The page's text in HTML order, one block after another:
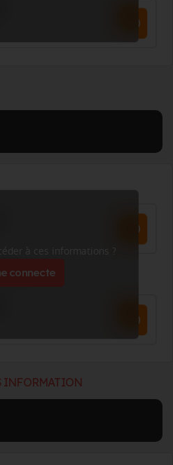
à ces informations ?
connecte
INFORMATION